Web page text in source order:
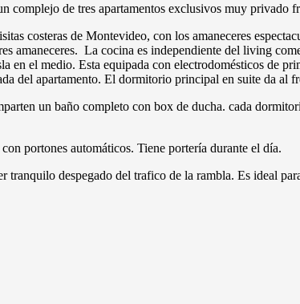
complejo de tres apartamentos exclusivos muy privado
costeras de Montevideo, con los amaneceres
amaneceres. La cocina es independiente del living
en el medio. Esta equipada con electrodomésticos de
del apartamento. El dormitorio principal en suite da
un baño completo con box de ducha. cada
portones automáticos. Tiene portería durante el día.
tranquilo despegado del trafico de la rambla. Es ideal